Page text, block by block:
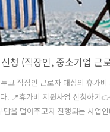
청 (직장인, 중소기업 근
고 직장인 근로자 대상의 휴가
. 📍휴가비 지원사업 신청하기
담을 덜어주고자 진행되는 사업
법, 신청 조건을 자세히 알아보겠